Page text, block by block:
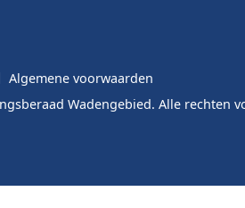
Algemene voorwaarden
Wadengebied. Alle rechten